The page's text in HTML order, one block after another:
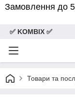
Замовлення до
✅ KOMBIX ✅
Товари та